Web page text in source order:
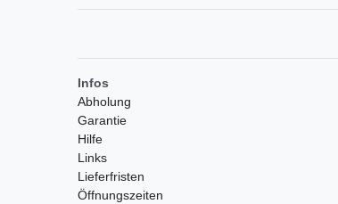
Infos
Abholung
Garantie
Hilfe
Links
Lieferfristen
Öffnungszeiten